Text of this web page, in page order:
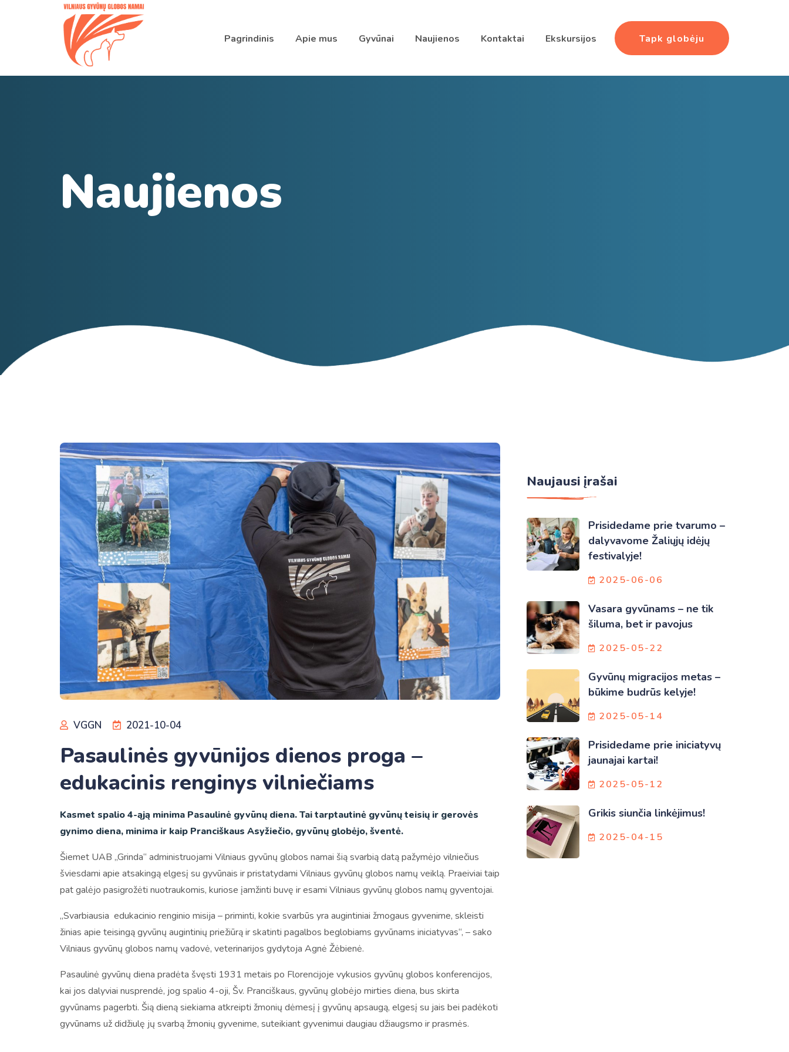
Pagrindinis Apie mus Gyvūnai Naujienos Kontaktai Ekskursijos Tapk globėju
Naujienos
VGGN 2021-10-04
Pasaulinės gyvūnijos dienos proga –
edukacinis renginys vilniečiams
Kasmet spalio 4-ąją minima Pasaulinė gyvūnų diena. Tai tarptautinė gyvūnų teisių ir gerovės
gynimo diena, minima ir kaip Pranciškaus Asyžiečio, gyvūnų globėjo, šventė.
Šiemet UAB „Grinda“ administruojami Vilniaus gyvūnų globos namai šią svarbią datą pažymėjo vilniečius
šviesdami apie atsakingą elgesį su gyvūnais ir pristatydami Vilniaus gyvūnų globos namų veiklą. Praeiviai taip
pat galėjo pasigrožėti nuotraukomis, kuriose įamžinti buvę ir esami Vilniaus gyvūnų globos namų gyventojai.
„Svarbiausia edukacinio renginio misija – priminti, kokie svarbūs yra augintiniai žmogaus gyvenime, skleisti
žinias apie teisingą gyvūnų augintinių priežiūrą ir skatinti pagalbos beglobiams gyvūnams iniciatyvas“, – sako
Vilniaus gyvūnų globos namų vadovė, veterinarijos gydytoja Agnė Žėbienė.
Pasaulinė gyvūnų diena pradėta švęsti 1931 metais po Florencijoje vykusios gyvūnų globos konferencijos,
kai jos dalyviai nusprendė, jog spalio 4-oji, Šv. Pranciškaus, gyvūnų globėjo mirties diena, bus skirta
gyvūnams pagerbti. Šią dieną siekiama atkreipti žmonių dėmesį į gyvūnų apsaugą, elgesį su jais bei padėkoti
gyvūnams už didžiulę jų svarbą žmonių gyvenime, suteikiant gyvenimui daugiau džiaugsmo ir prasmės.
Naujausi įrašai
Prisidedame prie tvarumo –
dalyvavome Žaliųjų idėjų
festivalyje!
2025-06-06
Vasara gyvūnams – ne tik
šiluma, bet ir pavojus
2025-05-22
Gyvūnų migracijos metas –
būkime budrūs kelyje!
2025-05-14
Prisidedame prie iniciatyvų
jaunajai kartai!
2025-05-12
Grikis siunčia linkėjimus!
2025-04-15